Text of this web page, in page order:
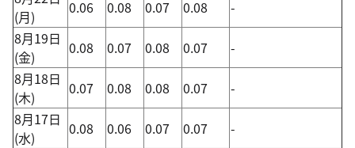
(月)
0.06 0.08 0.07 0.08
-
8月19日
(金)
0.08 0.07 0.08 0.07
-
8月18日
(木)
0.07 0.08 0.08 0.07
-
8月17日
(水)
0.08 0.06 0.07 0.07
-